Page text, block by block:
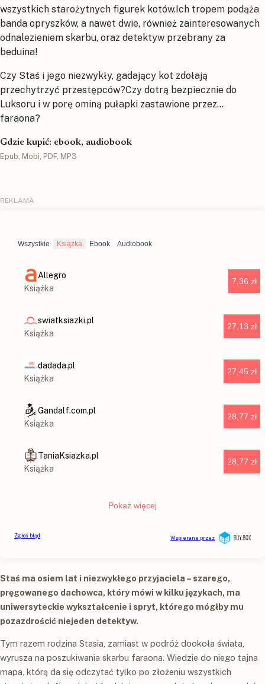
wszystkich starożytnych figurek kotów.Ich tropem podąża
banda opryszków, a nawet dwie, również zainteresowanych
odnalezieniem skarbu, oraz detektyw przebrany za
beduina!
Czy Staś i jego niezwykły, gadający kot zdołają
przechytrzyć przestępców?Czy dotrą bezpiecznie do
Luksoru i w porę ominą pułapki zastawione przez…
faraona?
Gdzie kupić: ebook, audiobook
Epub, Mobi, PDF, MP3
Staś ma osiem lat i niezwykłego przyjaciela – szarego,
pręgowanego dachowca, który mówi w kilku językach, ma
uniwersyteckie wykształcenie i spryt, którego mógłby mu
pozazdrościć niejeden detektyw.
Tym razem rodzina Stasia, zamiast w podróż dookoła świata,
wyrusza na poszukiwania skarbu faraona. Wiedzie do niego tajna
mapa, którą da się odczytać tylko po złożeniu wszystkich